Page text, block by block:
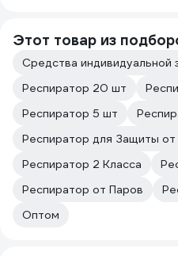
Этот товар из
Средства индивидуальной
Респиратор 20 шт
Респиратор 5 шт
Респиратор для Защиты от
Респиратор 2 Класса
Респиратор от Паров
Оптом